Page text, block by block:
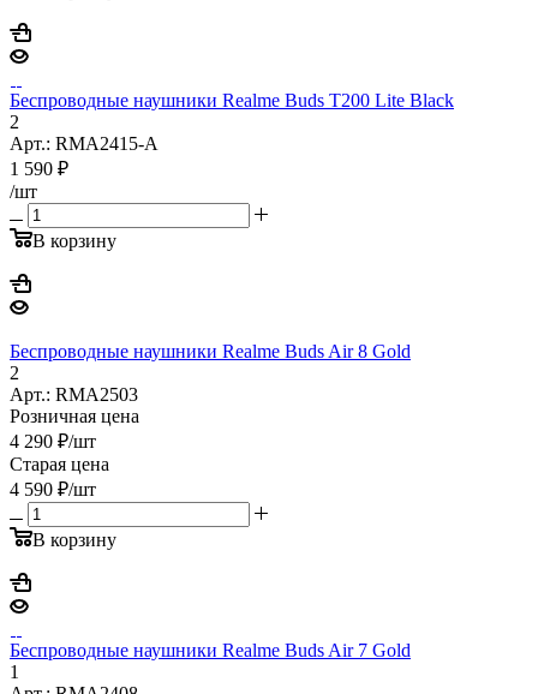
Беспроводные наушники Realme Buds T200 Lite Black
2
Арт.: RMA2415-A
1 590 ₽
/шт
В корзину
Беспроводные наушники Realme Buds Air 8 Gold
2
Арт.: RMA2503
Розничная цена
4 290 ₽/шт
Старая цена
4 590 ₽/шт
В корзину
Беспроводные наушники Realme Buds Air 7 Gold
1